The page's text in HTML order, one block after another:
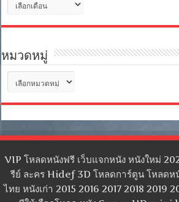
เก็บ
หมวดหมู่
หมู่
VIP โหลดหนังฟรี เว็บแจกหนัง หนังใหม่
รีย์ ละคร Hidef 3D โหลดการ์ตูน โหลดห
ไทย หนังเก่า 2015 2016 2017 2018 2019